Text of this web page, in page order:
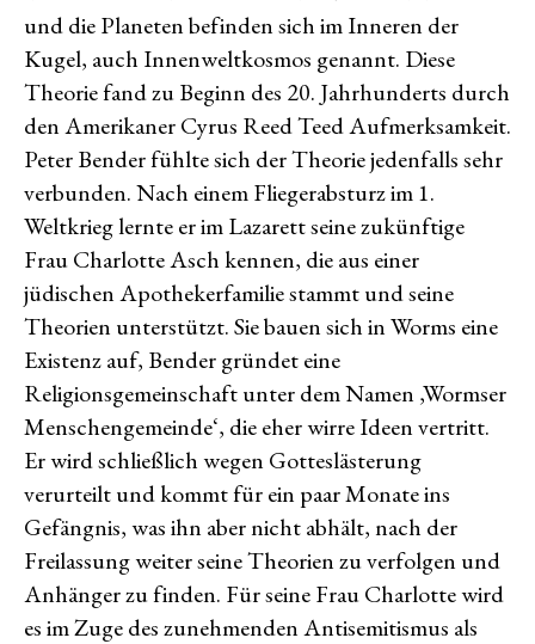
und die Planeten befinden sich im Inneren der
Kugel, auch Innenweltkosmos genannt. Diese
Theorie fand zu Beginn des 20. Jahrhunderts durch
den Amerikaner Cyrus Reed Teed Aufmerksamkeit.
Peter Bender fühlte sich der Theorie jedenfalls sehr
verbunden. Nach einem Fliegerabsturz im 1.
Weltkrieg lernte er im Lazarett seine zukünftige
Frau Charlotte Asch kennen, die aus einer
jüdischen Apothekerfamilie stammt und seine
Theorien unterstützt. Sie bauen sich in Worms eine
Existenz auf, Bender gründet eine
Religionsgemeinschaft unter dem Namen ‚Wormser
Menschengemeinde‘, die eher wirre Ideen vertritt.
Er wird schließlich wegen Gotteslästerung
verurteilt und kommt für ein paar Monate ins
Gefängnis, was ihn aber nicht abhält, nach der
Freilassung weiter seine Theorien zu verfolgen und
Anhänger zu finden. Für seine Frau Charlotte wird
es im Zuge des zunehmenden Antisemitismus als